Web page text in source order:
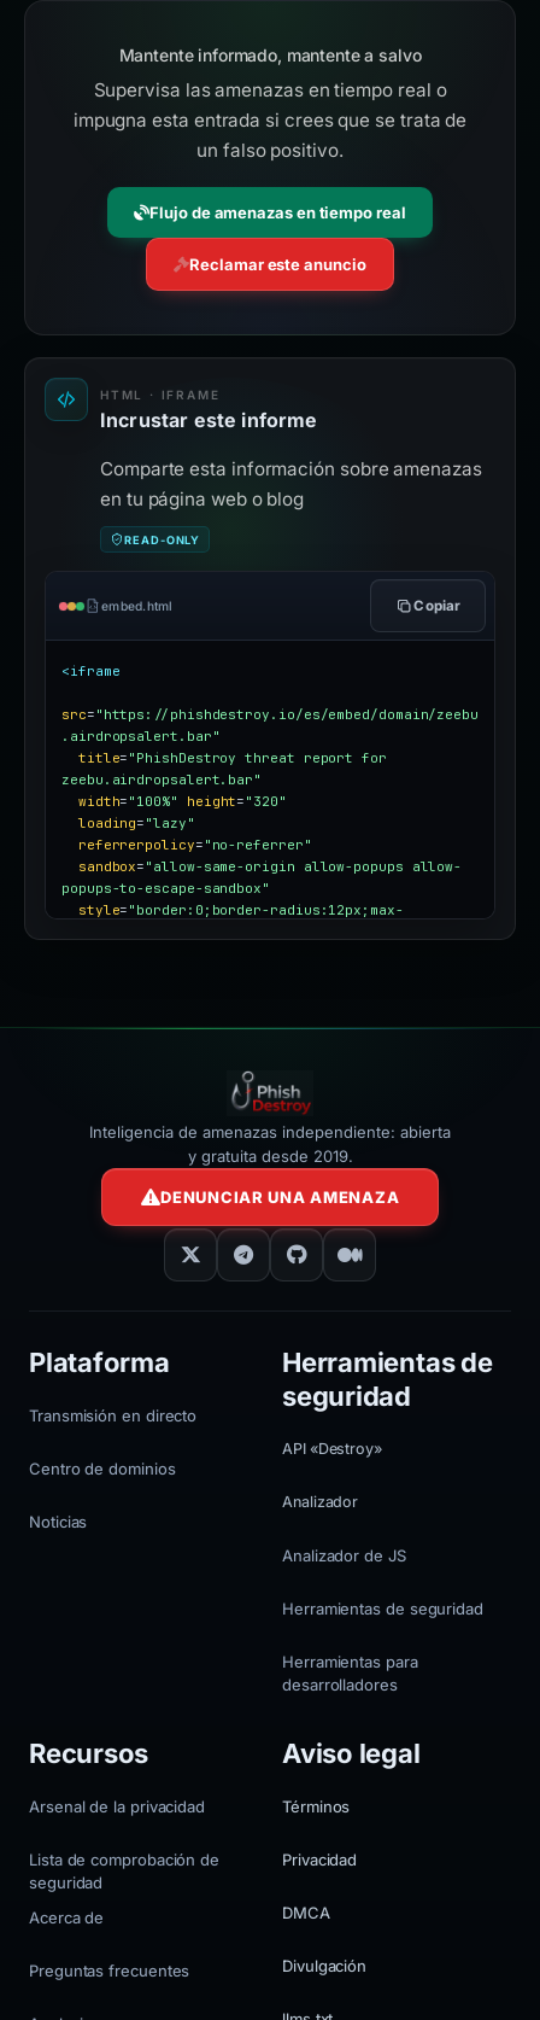
Mantente informado, mantente a salvo
Supervisa las amenazas en tiempo real o
impugna esta entrada si crees que se trata de
un falso positivo.
Flujo de amenazas en tiempo real
Reclamar este anuncio
HTML · IFRAME
Incrustar este informe
Comparte esta información sobre amenazas
en tu página web o blog
READ-ONLY
embed.html Copiar
<iframe
src= "https://phishdestroy.io/es/embed/domain/zeebu
.airdropsalert.bar"
title= "PhishDestroy threat report for
zeebu.airdropsalert.bar"
width= "100%" height= "320"
loading= "lazy"
referrerpolicy= "no-referrer"
sandbox= "allow-same-origin allow-popups allow-
popups-to-escape-sandbox"
style= "border:0;border-radius:12px;max-
Inteligencia de amenazas independiente: abierta
y gratuita desde 2019.
DENUNCIAR UNA AMENAZA
Plataforma
Transmisión en directo
Centro de dominios
Noticias
Herramientas de
seguridad
API «Destroy»
Analizador
Analizador de JS
Herramientas de seguridad
Herramientas para
desarrolladores
Recursos
Arsenal de la privacidad
Lista de comprobación de
seguridad
Acerca de
Preguntas frecuentes
Aviso legal
Términos
Privacidad
DMCA
Divulgación